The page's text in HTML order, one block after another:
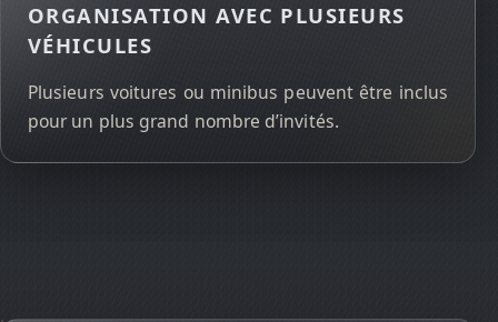
ORGANISATION AVEC PLUSIEURS
VÉHICULES
Plusieurs voitures ou minibus peuvent être inclus
pour un plus grand nombre d’invités.